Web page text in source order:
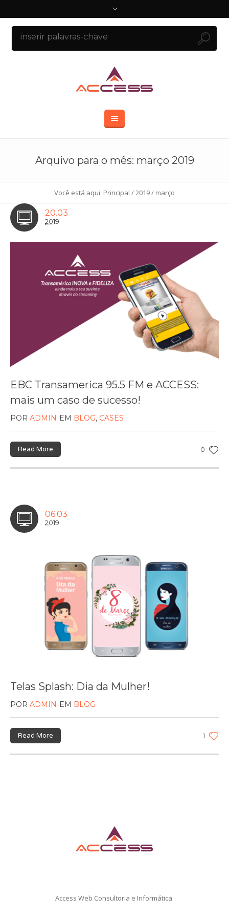
Arquivo para o mês: março 2019
Você está aqui: Principal /2019/ março
20.03
2019
EBC Transamerica 95.5 FM e ACCESS:
mais um caso de sucesso!
POR ADMIN EM BLOG, CASES
0
Read More
06.03
2019
Telas Splash: Dia da Mulher!
POR ADMIN EM BLOG
1
Read More
Access Web Consultoria e Informática.